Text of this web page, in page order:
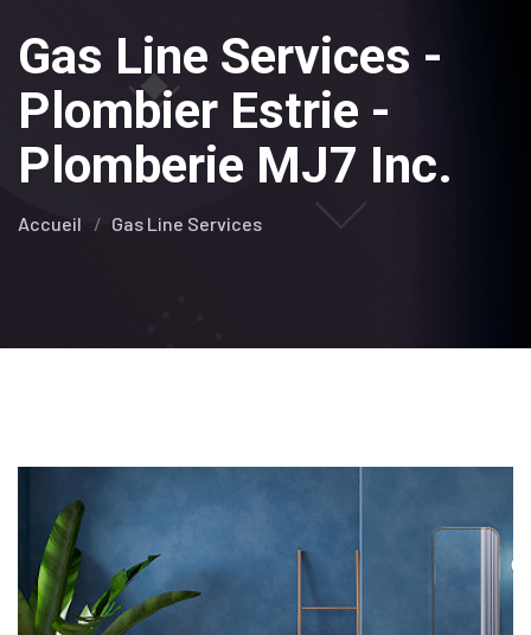
Gas Line Services -
Plombier Estrie -
Plomberie MJ7 Inc.
Accueil Gas Line Services